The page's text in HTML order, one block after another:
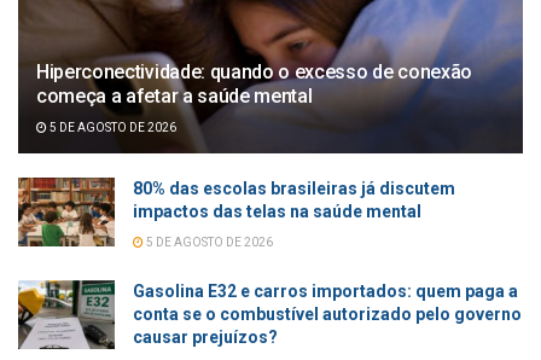
Hiperconectividade: quando o excesso de conexão
começa a afetar a saúde mental
5 DE AGOSTO DE 2026
80% das escolas brasileiras já discutem
impactos das telas na saúde mental
5 DE AGOSTO DE 2026
Gasolina E32 e carros importados: quem paga a
conta se o combustível autorizado pelo governo
causar prejuízos?